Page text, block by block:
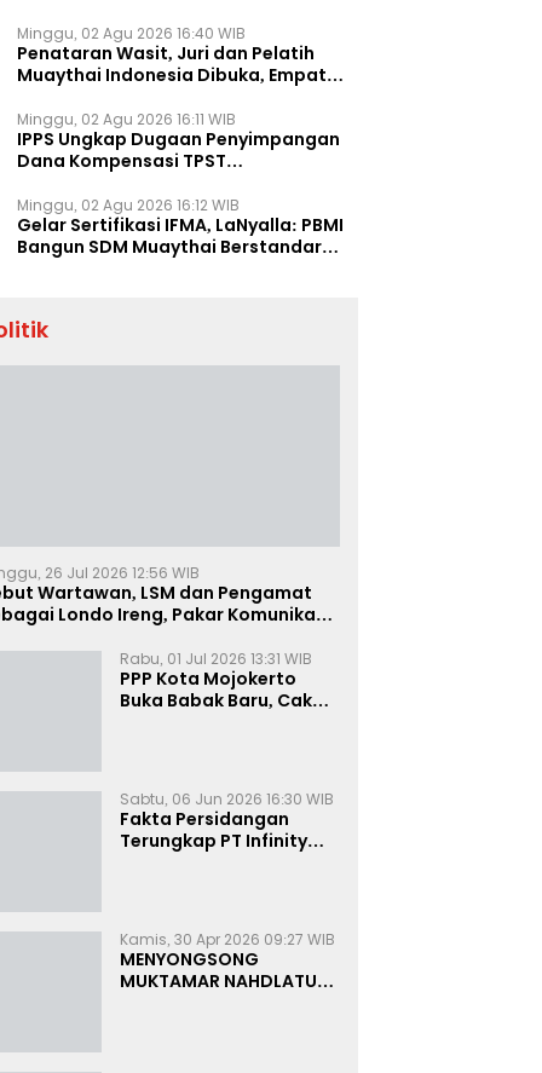
Minggu, 02 Agu 2026 16:40 WIB
Penataran Wasit, Juri dan Pelatih
Muaythai Indonesia Dibuka, Empat
Minggu, 02 Agu 2026 16:11 WIB
IPPS Ungkap Dugaan Penyimpangan
Dana Kompensasi TPST
Minggu, 02 Agu 2026 16:12 WIB
Gelar Sertifikasi IFMA, LaNyalla: PBMI
Bangun SDM Muaythai Berstandar
26 Jul 2026 12:56 WIB
Wartawan, LSM dan Pengamat
Londo Ireng, Pakar Komunikasi:
Rabu, 01 Jul 2026 13:31 WIB
PPP Kota Mojokerto
Buka Babak Baru, Cak
Sabtu, 06 Jun 2026 16:30 WIB
Fakta Persidangan
Terungkap PT Infinity
Kamis, 30 Apr 2026 09:27 WIB
MENYONGSONG
MUKTAMAR NAHDLATUL